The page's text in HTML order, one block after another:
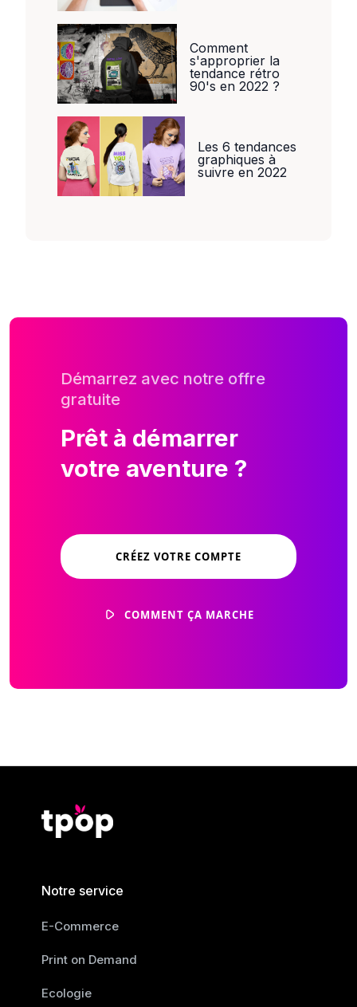
Comment
s'approprier la
tendance rétro
90's en 2022 ?
Les 6 tendances
graphiques à
suivre en 2022
Démarrez avec notre offre
gratuite
Prêt à démarrer
votre aventure ?
CRÉEZ VOTRE COMPTE
COMMENT ÇA MARCHE
Notre service
E-Commerce
Print on Demand
Ecologie